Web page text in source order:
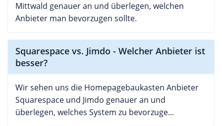
Mittwald genauer an und überlegen, welchen
Anbieter man bevorzugen sollte.
Squarespace vs. Jimdo - Welcher Anbieter ist
besser?
Wir sehen uns die Homepagebaukasten Anbieter
Squarespace und Jimdo genauer an und
überlegen, welches System zu bevorzuge...